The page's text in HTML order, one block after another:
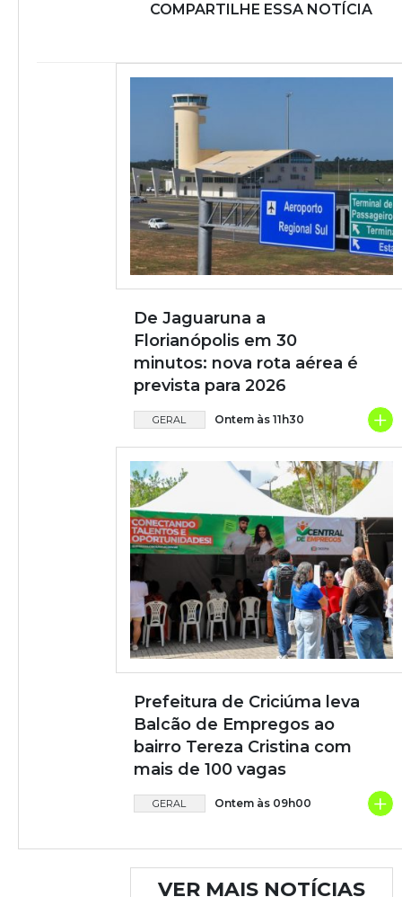
COMPARTILHE ESSA NOTÍCIA
De Jaguaruna a
Florianópolis em 30
minutos: nova rota aérea é
prevista para 2026
GERAL Ontem às 11h30 +
Prefeitura de Criciúma leva
Balcão de Empregos ao
bairro Tereza Cristina com
mais de 100 vagas
GERAL Ontem às 09h00 +
VER MAIS NOTÍCIAS